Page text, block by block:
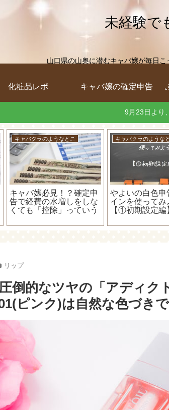
未経験で
山口県の山奥に潜むキャバ嬢が毎日
化粧品レポ キャバ嬢の確定申告
9月23日より
キャバクラのようなとこ
平成31年1月からスマホ
で確定申告出来るみたい
出来ません！(；ω；)
キャバクラのような
個人事業主は節
ると住宅ローン
いなんて、知
リップ
倒的なツヤの「アディク
ピンク)は自然な色づき